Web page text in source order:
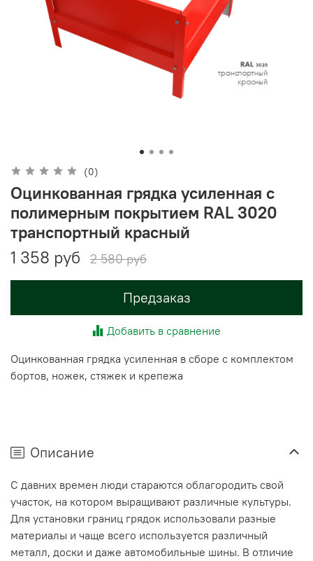
(0)
Оцинкованная грядка усиленная с
полимерным покрытием RAL 3020
транспортный красный
1 358 руб
2 580 руб
Предзаказ
Добавить в сравнение
Оцинкованная грядка усиленная в сборе с комплектом
бортов, ножек, стяжек и крепежа
Описание
С давних времен люди стараются облагородить свой
участок, на котором выращивают различные культуры.
Для установки границ грядок использовали разные
материалы и чаще всего используется различный
металл, доски и даже автомобильные шины. В отличие